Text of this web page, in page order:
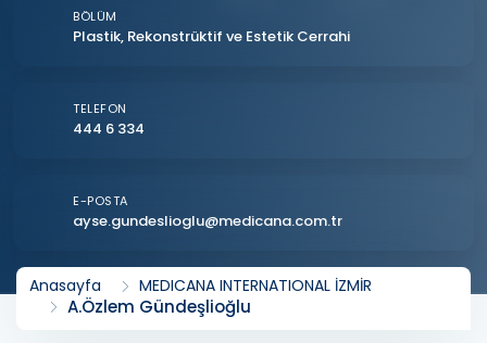
BÖLÜM
Plastik, Rekonstrüktif ve Estetik Cerrahi
TELEFON
444 6 334
E-POSTA
ayse.gundeslioglu@medicana.com.tr
Anasayfa MEDICANA INTERNATIONAL İZMİR
A.Özlem Gündeşlioğlu